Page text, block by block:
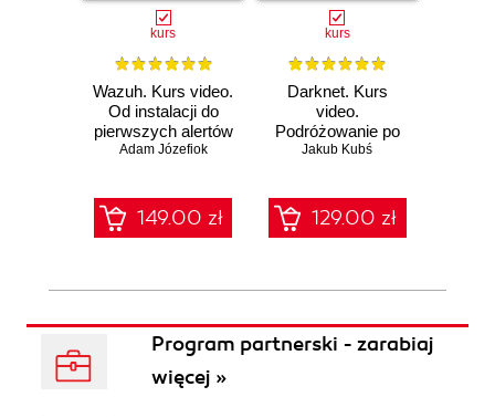
kurs
Wazuh. Kurs video.
Od instalacji do
pierwszych alertów
Adam Józefiok
149.00 zł
kurs
Darknet. Kurs
video.
Podróżowanie po
ciemnej stronie
Jakub Kubś
129.00 zł
Program partnerski - zarabiaj
więcej »